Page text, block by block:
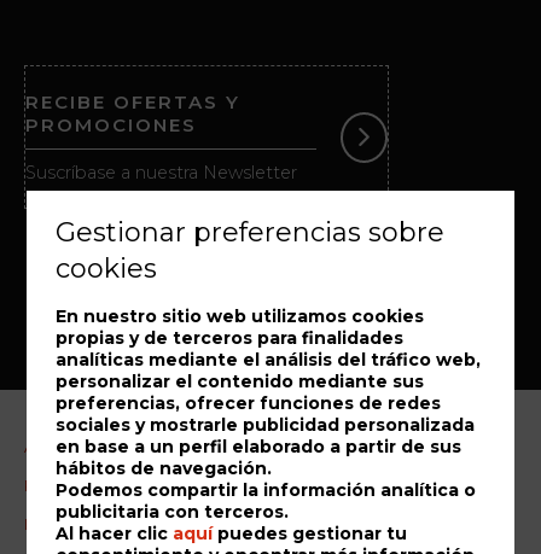
RECIBE OFERTAS Y
PROMOCIONES
Suscríbase a nuestra Newsletter
Aviso Legal
Política de cookies
Libro de reclamaciones
Gestionar preferencias sobre
cookies
En nuestro sitio web utilizamos cookies
propias y de terceros para finalidades
analíticas mediante el análisis del tráfico web,
personalizar el contenido mediante sus
preferencias, ofrecer funciones de redes
sociales y mostrarle publicidad personalizada
en base a un perfil elaborado a partir de sus
hábitos de navegación.
Podemos compartir la información analítica o
publicitaria con terceros.
Al hacer clic aquípuedes gestionar tu